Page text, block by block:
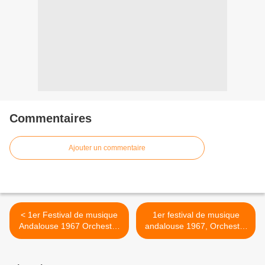
Commentaires
Ajouter un commentaire
< 1er Festival de musique
Andalouse 1967 Orchestre
de Constantine مهرجان
1er festival de musique
andalouse 1967, Orchestre
el Afrah de Constantine,